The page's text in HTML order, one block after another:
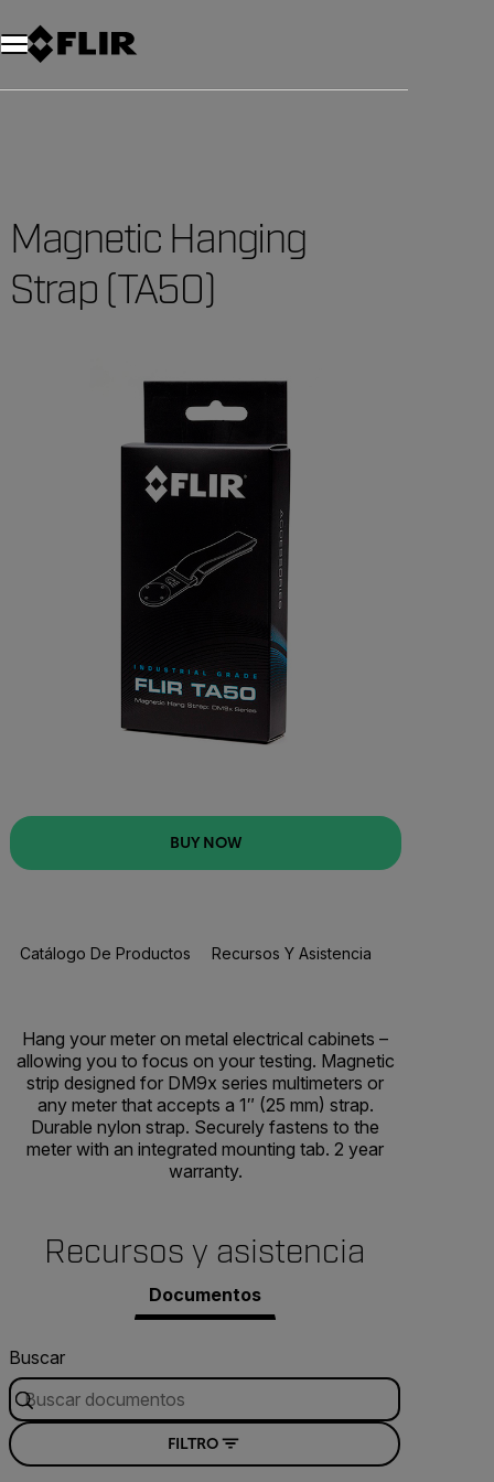
Magnetic Hanging
Strap (TA50)
BUY NOW
Catálogo De Productos Recursos Y Asistencia
Hang your meter on metal electrical cabinets –
allowing you to focus on your testing. Magnetic
strip designed for DM9x series multimeters or
any meter that accepts a 1″ (25 mm) strap.
Durable nylon strap. Securely fastens to the
meter with an integrated mounting tab. 2 year
warranty.
Recursos y asistencia
Documentos
Buscar
FILTRO